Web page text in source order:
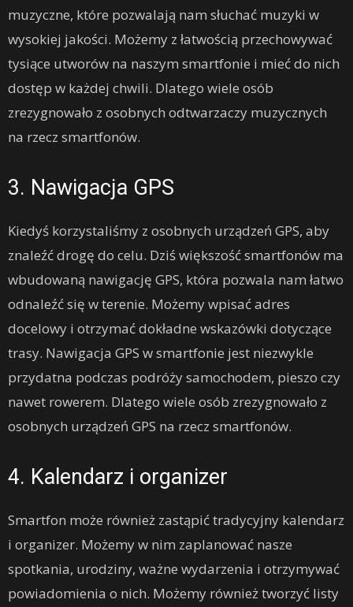
muzyczne, które pozwalają nam słuchać muzyki w
wysokiej jakości. Możemy z łatwością przechowywać
tysiące utworów na naszym smartfonie i mieć do nich
dostęp w każdej chwili. Dlatego wiele osób
zrezygnowało z osobnych odtwarzaczy muzycznych
na rzecz smartfonów.
3. Nawigacja GPS
Kiedyś korzystaliśmy z osobnych urządzeń GPS, aby
znaleźć drogę do celu. Dziś większość smartfonów ma
wbudowaną nawigację GPS, która pozwala nam łatwo
odnaleźć się w terenie. Możemy wpisać adres
docelowy i otrzymać dokładne wskazówki dotyczące
trasy. Nawigacja GPS w smartfonie jest niezwykle
przydatna podczas podróży samochodem, pieszo czy
nawet rowerem. Dlatego wiele osób zrezygnowało z
osobnych urządzeń GPS na rzecz smartfonów.
4. Kalendarz i organizer
Smartfon może również zastąpić tradycyjny kalendarz
i organizer. Możemy w nim zaplanować nasze
spotkania, urodziny, ważne wydarzenia i otrzymywać
powiadomienia o nich. Możemy również tworzyć listy